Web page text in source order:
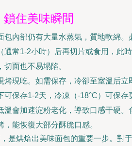
住美味瞬間
包內部仍有大量水蒸氣，質地軟綿。
通常1-2小時）后再切片或食用，此時
面也不易塌陷。
烤現吃。如需保存，冷卻至室溫后立
可保存1-2天，冷凍（-18°C）可保存
溫會加速淀粉老化，導致口感干硬。
能恢復大部分酥脆口感。
是烘焙出美味面包的重要一步。對于